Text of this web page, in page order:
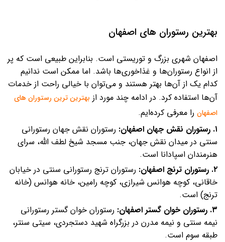
بهترین رستوران های اصفهان
اصفهان شهری بزرگ و توریستی است. بنابراین طبیعی است که پر
از انواع رستوران‌ها و غذاخوری‌ها باشد. اما ممکن است ندانیم
کدام یک از آن‌ها بهتر هستند و می‌توان با خیالی راحت از خدمات
آن‌ها استفاده کرد. در ادامه چند مورد از بهترین ترین رستوران های
اصفهان را معرفی کرده‌ایم.
۱. رستوران نقش جهان اصفهان:
رستوران نقش جهان رستورانی
سنتی در میدان نقش جهان،‌ جنب مسجد شیخ لطف الله، سرای
هنرمندان اسپادانا است.
۲. رستوران ترنج اصفهان:
رستوران ترنج رستورانی سنتی در خیابان
خاقانی، کوچه هوانس شیرازی، کوچه رامین، خانه هوانس (خانه
ترنج) است.
۳. رستوران خوان گستر اصفهان:
رستوران خوان گستر رستورانی
نیمه سنتی و نیمه مدرن در بزرگراه شهید دستجردی، سیتی سنتر،
طبقه سوم است.